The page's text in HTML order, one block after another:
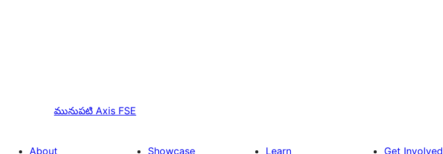
మునుపటి Axis FSE
About
Showcase
Learn
Get Involved